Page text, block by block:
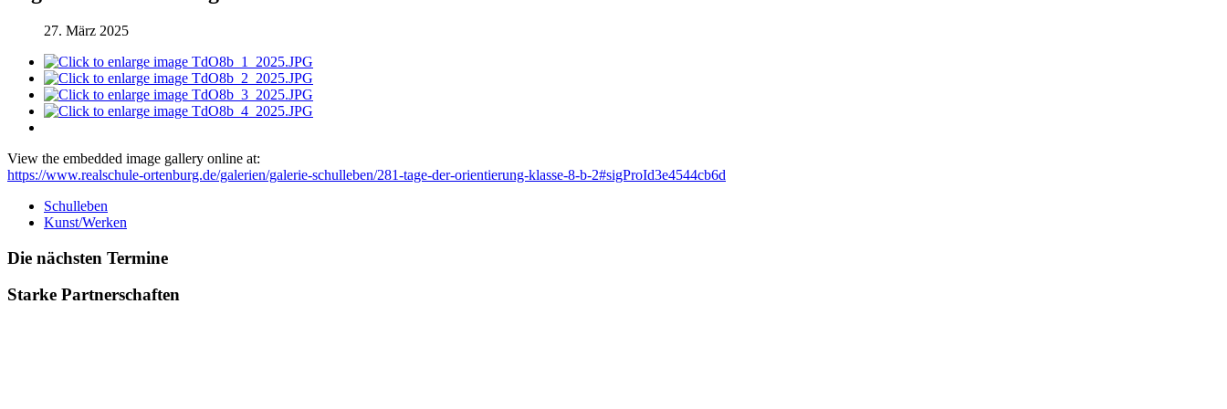
27. März 2025
View the embedded image gallery online at:
https://www.realschule-ortenburg.de/galerien/galerie-schulleben/281-tage-der-orientierung-klasse-8-b-2#sigProId3e4544cb6d
Schulleben
Kunst/Werken
Die nächsten Termine
Starke Partnerschaften